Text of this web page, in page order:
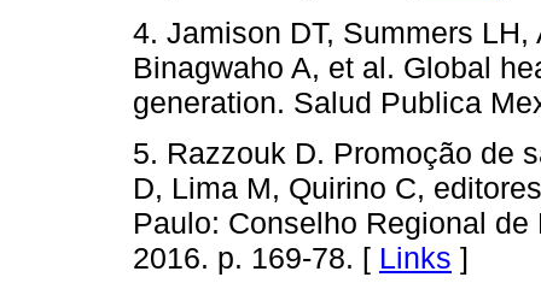
4. Jamison DT, Summers
Binagwaho A, et al. Global
generation. Salud Publica
5. Razzouk D. Promoção de
D, Lima M, Quirino C,
Paulo: Conselho Regional
2016. p. 169-78. [ Links ]